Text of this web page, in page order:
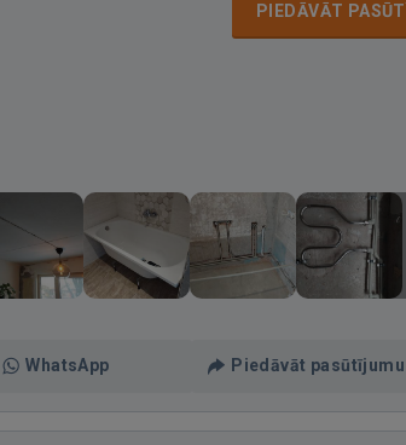
PIEDĀVĀT
WhatsApp Piedāvāt pasūtījumu